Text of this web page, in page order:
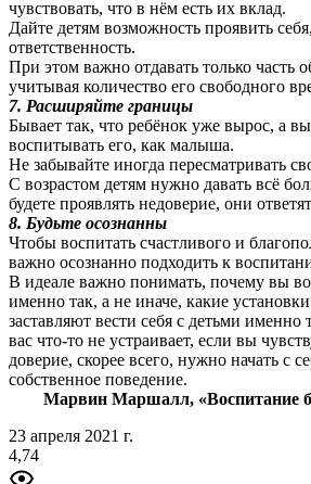
чувствовать, что в нём есть их вклад.
Дайте детям возможность проявить
ответственность.
При этом важно отдавать только часть
учитывая количество его свободного
7. Расширяйте границы
Бывает так, что ребёнок уже вырос, а
воспитывать его, как малыша.
Не забывайте иногда пересматривать
С возрастом детям нужно давать всё
будете проявлять недоверие, они
8. Будьте осознанны
Чтобы воспитать счастливого и
важно осознанно подходить к
В идеале важно понимать, почему вы
именно так, а не иначе, какие
заставляют вести себя с детьми
вас что-то не устраивает, если вы
доверие, скорее всего, нужно начать с
собственное поведение.
Марвин Маршалл, «Воспитание
23 апреля 2021 г.
4,74